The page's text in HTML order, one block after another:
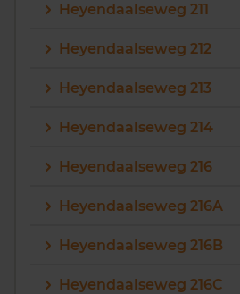
Heyendaalseweg 211
Heyendaalseweg 212
Heyendaalseweg 213
Heyendaalseweg 214
Heyendaalseweg 216
Heyendaalseweg 216A
Heyendaalseweg 216B
Heyendaalseweg 216C